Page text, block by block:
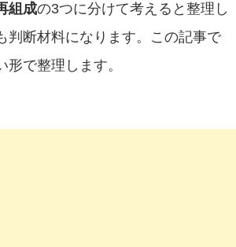
組成の3つに分けて考えると整理し
判断材料になります。この記事で
で整理します。